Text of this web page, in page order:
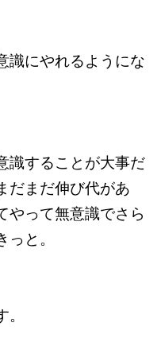
識にやれるようにな
識することが大事だ
だまだ伸び代があ
やって無意識でさら
と。